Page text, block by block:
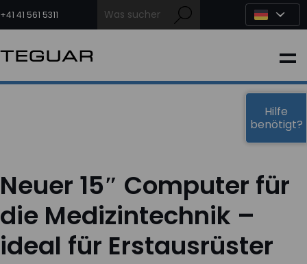
Inhalt
springen
+41 41 561 5311
INDUSTRIE
OEM LÖSUNGEN
PARTNER
Neuer 15″ Computer für
die Medizintechnik –
ideal für Erstausrüster
Hilfe
benötigt?